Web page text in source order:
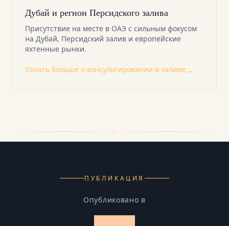
Дубай и регион Персидского залива
Присутствие на месте в ОАЭ с сильным фокусом
на Дубай, Персидский залив и европейские
яхтенные рынки.
Узнать больше о консультировании в заливе→
ПУБЛИКАЦИЯ
Опубликовано в SuperyachtNews
Опубликовано в